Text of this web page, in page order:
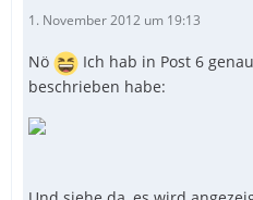
1. November 2012 um 19:13
Nö
Ich hab in Post 6
beschrieben habe: